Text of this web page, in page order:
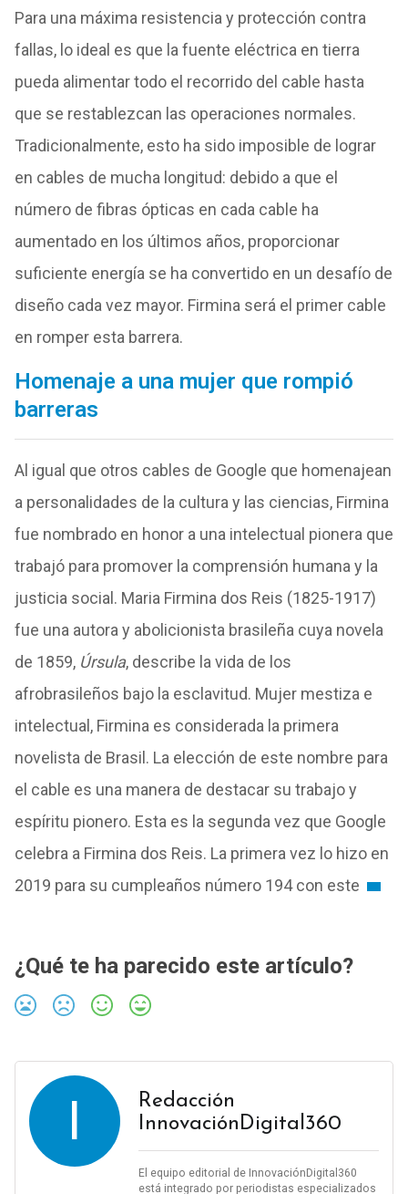
Para una máxima resistencia y protección contra
fallas, lo ideal es que la fuente eléctrica en tierra
pueda alimentar todo el recorrido del cable hasta
que se restablezcan las operaciones normales.
Tradicionalmente, esto ha sido imposible de lograr
en cables de mucha longitud: debido a que el
número de fibras ópticas en cada cable ha
aumentado en los últimos años, proporcionar
suficiente energía se ha convertido en un desafío de
diseño cada vez mayor. Firmina será el primer cable
en romper esta barrera.
Homenaje a una mujer que rompió
barreras
Al igual que otros cables de Google que homenajean
a personalidades de la cultura y las ciencias, Firmina
fue nombrado en honor a una intelectual pionera que
trabajó para promover la comprensión humana y la
justicia social. Maria Firmina dos Reis (1825-1917)
fue una autora y abolicionista brasileña cuya novela
de 1859, Úrsula, describe la vida de los
afrobrasileños bajo la esclavitud. Mujer mestiza e
intelectual, Firmina es considerada la primera
novelista de Brasil. La elección de este nombre para
el cable es una manera de destacar su trabajo y
espíritu pionero. Esta es la segunda vez que Google
celebra a Firmina dos Reis. La primera vez lo hizo en
2019 para su cumpleaños número 194 con este
¿Qué te ha parecido este artículo?
I
Redacción
InnovaciónDigital360
El equipo editorial de InnovaciónDigital360
está integrado por periodistas especializados